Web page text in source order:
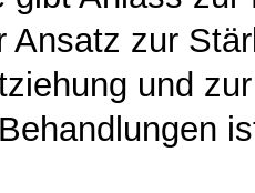
Ansatz zur
und